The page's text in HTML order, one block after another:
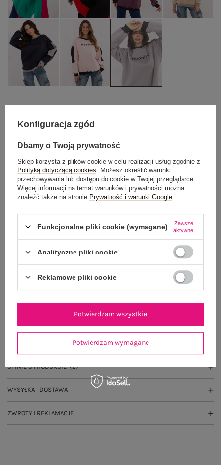
DODAJ DO KOSZYKA
Możesz kupić także poprzez:
Dostawaod 7,99 zł
Wysyłkajutro
100 dni na zwrot
OPINIE O PRODUKCIE (2)
WYSYŁKA I DOSTAWA
ZWROTY I REKLAMACJE
Konfiguracja zgód
Dbamy o Twoją prywatność
Sklep korzysta z plików cookie w celu realizacji usług zgodnie z
Polityką dotyczącą cookies . Możesz określić warunki
przechowywania lub dostępu do cookie w Twojej przeglądarce.
Więcej informacji na temat warunków i prywatności można
znaleźć także na stronie Prywatność i warunki Google
Funkcjonalne pliki cookie (wymagane)
Zawsze
aktywne
Analityczne pliki cookie
Reklamowe pliki cookie
Potwierdzam wymagane
Potwierdzam wszystkie